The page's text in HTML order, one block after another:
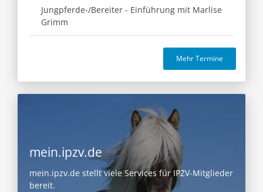
Jungpferde-/Bereiter - Einführung mit Marlise
Grimm
Mehr Termine
mein.ipzv.de
mein.ipzv.de stellt viele Services für IPZV-Mitglieder
bereit.